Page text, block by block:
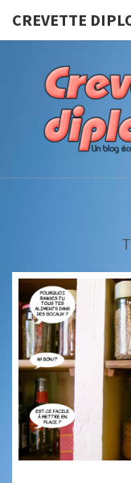
CREVETTE